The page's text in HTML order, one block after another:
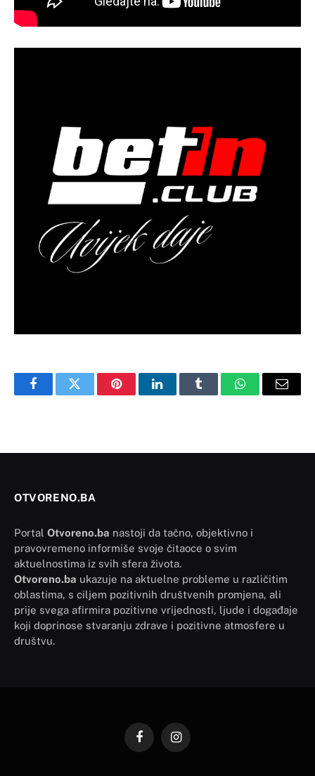
FacebookTwitter PinterestLinkedInTumblr WhatsAppEmail
OTVORENO.BA
Portal Otvoreno.ba nastoji da tačno, objektivno i
pravovremeno informiše svoje čitaoce o svim
aktuelnostima iz svih sfera života.
Otvoreno.ba ukazuje na aktuelne probleme u različitim
oblastima, s ciljem pozitivnih društvenih promjena, ali
prije svega afirmira pozitivne vrijednosti, ljude i događaje
koji doprinose stvaranju zdrave i pozitivne atmosfere u
društvu.
FacebookInstagram